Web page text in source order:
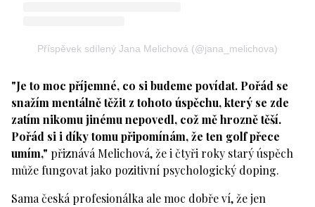
Příspěvek sdílený Jana Melichová (@jana_melichova)
"Je to moc příjemné, co si budeme povídat. Pořád se
snažím mentálně těžit z tohoto úspěchu, který se zde
zatím nikomu jinému nepovedl, což mě hrozně těší.
Pořád si i díky tomu připomínám, že ten golf přece
umím," přiznává Melichová, že i čtyři roky starý úspěch
může fungovat jako pozitivní psychologický doping.
Sama česká profesionálka ale moc dobře ví, že jen